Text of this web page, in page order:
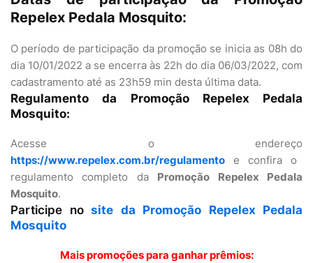
Repelex Pedala Mosquito:
O período de participação da promoção se inicia as 08h do
dia 10/01/2022 a se encerra às 22h do dia 06/03/2022, com
cadastramento até as 23h59 min desta última data.
Regulamento da Promoção Repelex Pedala
Mosquito:
Acesse o endereço
https://www.repelex.com.br/regulamento e confira o
regulamento completo da Promoção Repelex Pedala
Mosquito.
Participe no site da Promoção Repelex Pedala
Mosquito
Mais promoções para ganhar prêmios: